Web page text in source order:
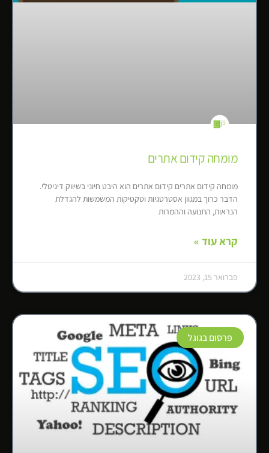
מומחה קידום אתרים
מומחה קידום אתרים קידום אתרים הוא היבט חיוני בשיווק דיגיטלי.
הדבר כרוך במגוון אסטרטגיות וטקטיקות המשמשות להגדלת
הנראות, התנועה וההמרות
קרא עוד »
פברואר 15, 2023
פרסום בגוגל